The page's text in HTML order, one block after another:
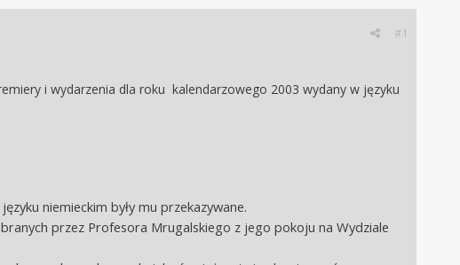
#1
i wydarzenia dla roku kalendarzowego 2003 wydany w języku
niemieckim były mu przekazywane.
przez Profesora Mrugalskiego z jego pokoju na Wydziale